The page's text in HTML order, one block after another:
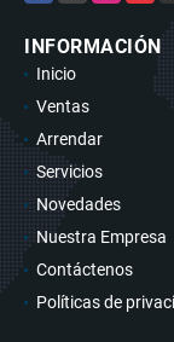
INFORMACIÓN
Inicio
Ventas
Arrendar
Servicios
Novedades
Nuestra Empresa
Contáctenos
Políticas de